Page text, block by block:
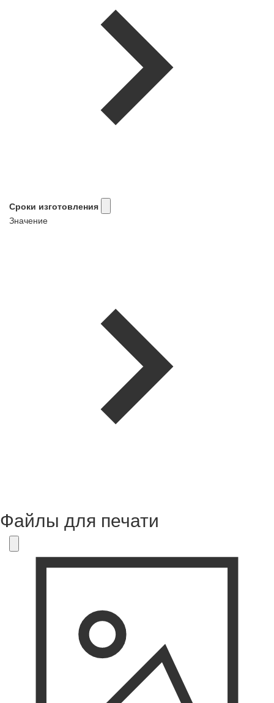
Сроки изготовления
Значение
Файлы для печати